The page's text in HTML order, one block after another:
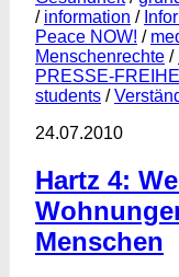
/ information /
Peace NOW! /
Menschenrechte /
PRESSE-
students /
24.07.2010
Hartz 4:
Menschen